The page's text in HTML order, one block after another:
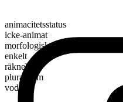
animacitetsstatus
icke-animat
morfologisk sammansättning
enkelt
räknebart
pluralform
vodkas